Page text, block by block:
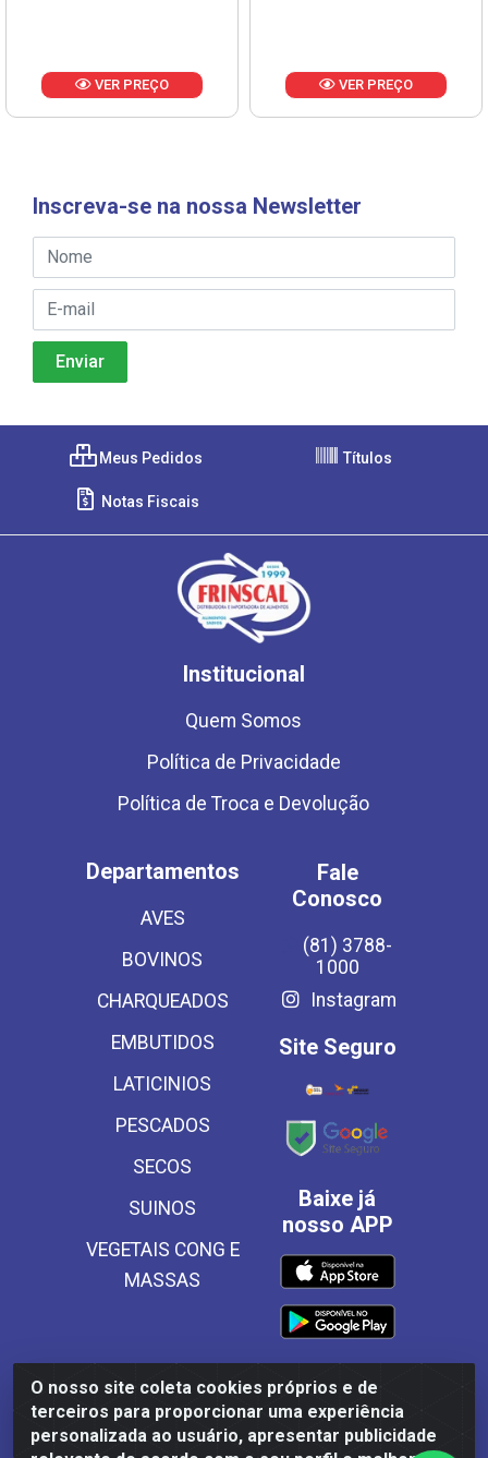
VER PREÇO VER PREÇO
Inscreva-se na nossa Newsletter
O nosso site coleta cookies próprios e de
terceiros para proporcionar uma experiência
personalizada ao usuário, apresentar publicidade
Meus Pedidos Títulos
Notas Fiscais
Institucional
Quem Somos
Política de Privacidade
Política de Troca e Devolução
Departamentos
AVES
BOVINOS
CHARQUEADOS
EMBUTIDOS
LATICINIOS
PESCADOS
SECOS
SUINOS
VEGETAIS CONG E
MASSAS
Fale
Conosco
(81) 3788-
1000
Instagram
Site Seguro
Baixe já
nosso APP
Frinscal - Distribuidora e Importadora de Alimentos LTDA -
Rodovia BR 101 Sul Km 187, 310 Galpão - Santa Rosa,
Palmares/PE - CEP 55540-000 - CNPJ 03.504.437/0001-50